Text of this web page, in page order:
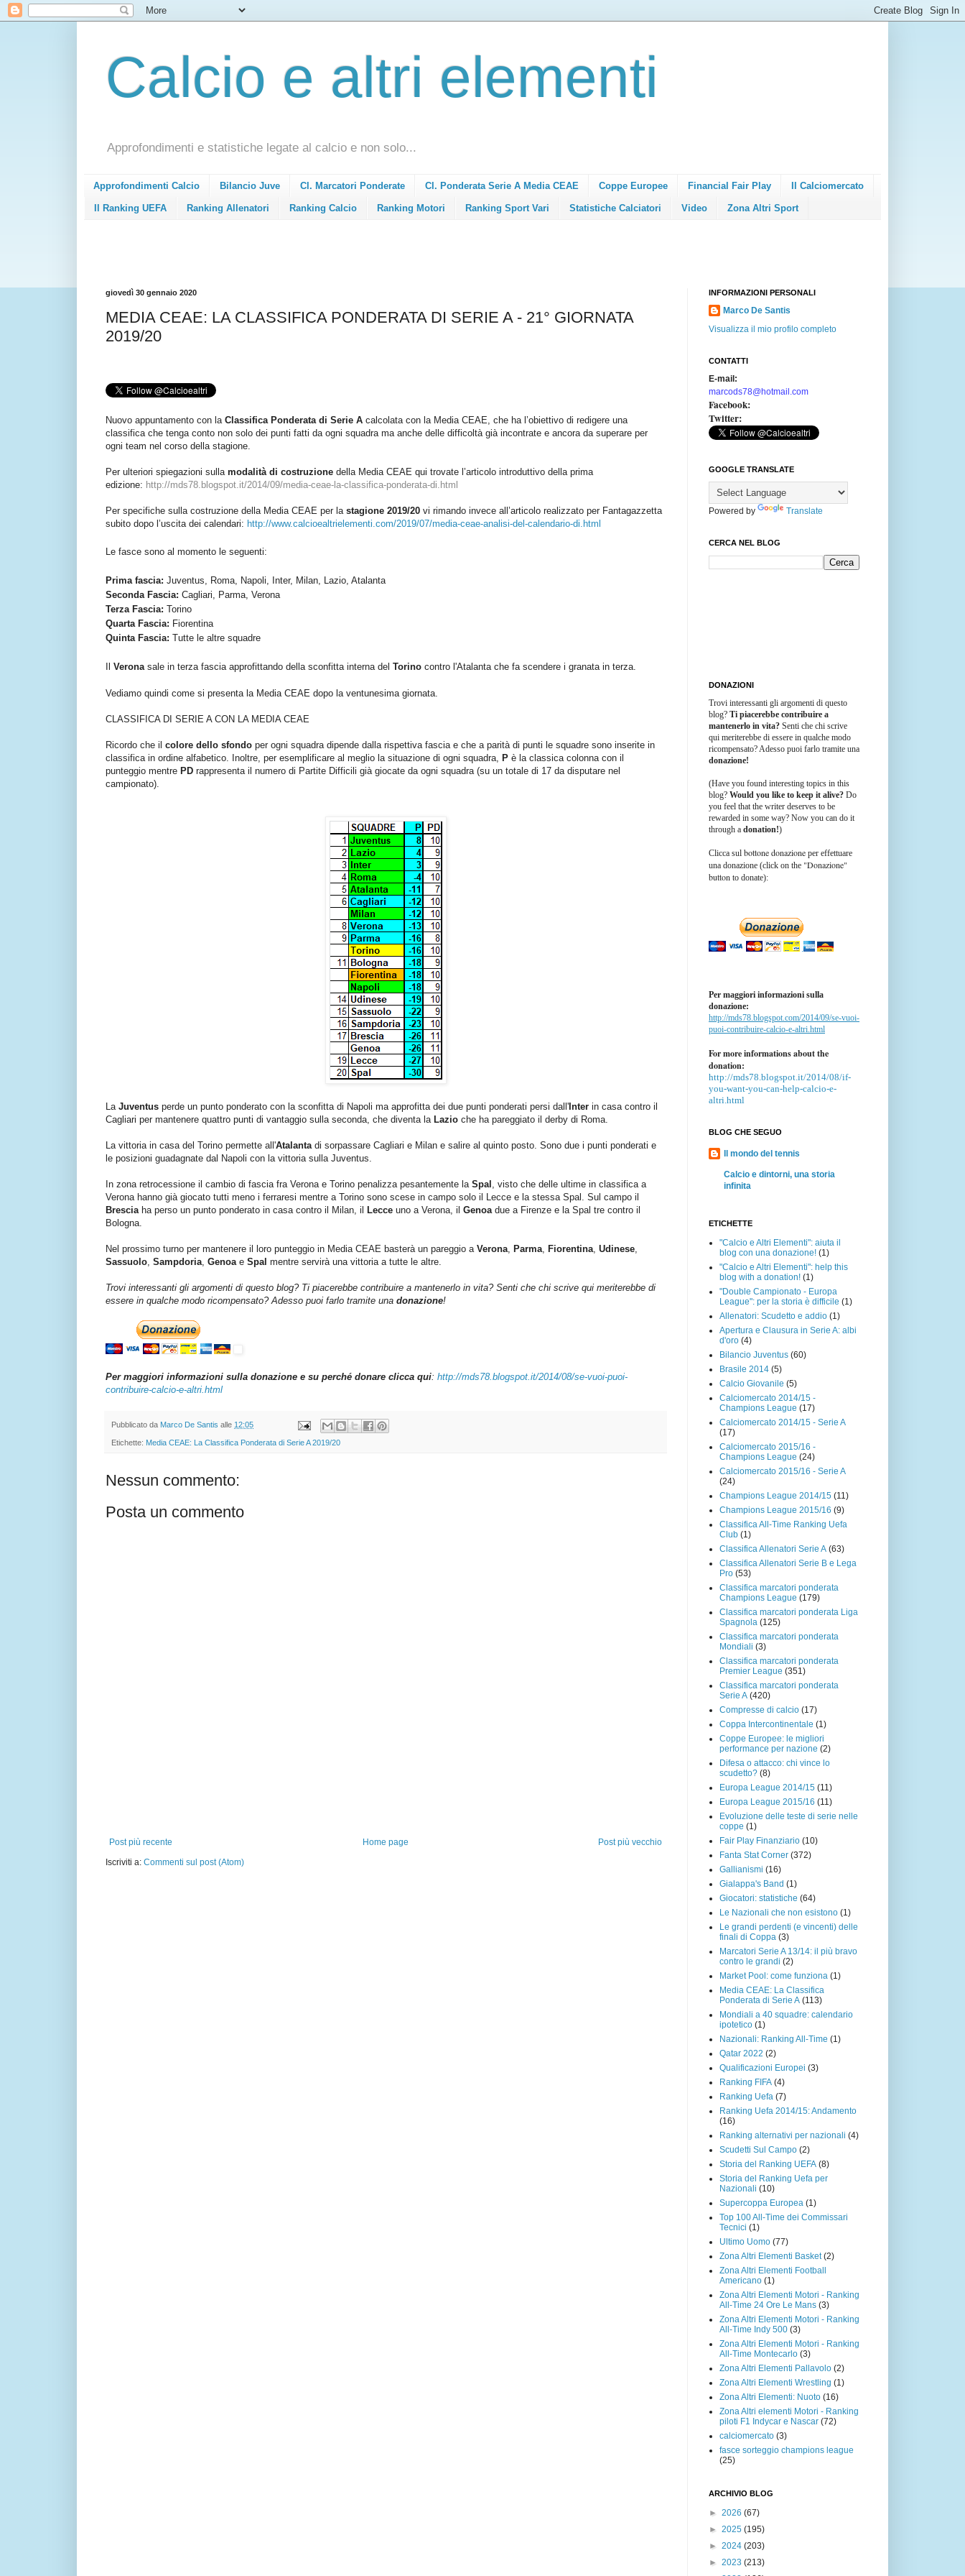
Calcio e altri elementi
Approfondimenti e statistiche legate al calcio e non solo...
Approfondimenti Calcio Bilancio Juve Cl. Marcatori Ponderate Cl. Ponderata Serie A Media CEAE Coppe Europee Financial Fair Play Il Calciomercato
Il Ranking UEFA Ranking Allenatori Ranking Calcio Ranking Motori Ranking Sport Vari Statistiche Calciatori Video Zona Altri Sport
giovedì 30 gennaio 2020
MEDIA CEAE: LA CLASSIFICA PONDERATA DI SERIE A - 21° GIORNATA
2019/20
Nuovo appuntamento con la Classifica Ponderata di Serie A calcolata con la Media CEAE, che ha l’obiettivo di redigere una
classifica che tenga conto non solo dei punti fatti da ogni squadra ma anche delle difficoltà già incontrate e ancora da superare per
ogni team nel corso della stagione.
Per ulteriori spiegazioni sulla modalità di costruzione della Media CEAE qui trovate l’articolo introduttivo della prima
edizione: http://mds78.blogspot.it/2014/09/media-ceae-la-classifica-ponderata-di.html
Per specifiche sulla costruzione della Media CEAE per la stagione 2019/20 vi rimando invece all’articolo realizzato per Fantagazzetta
subito dopo l’uscita dei calendari: http://www.calcioealtrielementi.com/2019/07/media-ceae-analisi-del-calendario-di.html
Le fasce sono al momento le seguenti:
Prima fascia: Juventus, Roma, Napoli, Inter, Milan, Lazio, Atalanta
Seconda Fascia: Cagliari, Parma, Verona
Terza Fascia: Torino
Quarta Fascia: Fiorentina
Quinta Fascia: Tutte le altre squadre
Veronasale in terza fascia approfittando della sconfitta interna del Torino contro l'Atalanta che fa scendere i granata in terza.
Vediamo quindi come si presenta la Media CEAE dopo la ventunesima giornata.
CLASSIFICA DI SERIE A CON LA MEDIA CEAE
Ricordo che il colore dello sfondo per ogni squadra dipende dalla rispettiva fascia e che a parità di punti le squadre sono inserite in
classifica in ordine alfabetico. Inoltre, per esemplificare al meglio la situazione di ogni squadra, P è la classica colonna con il
punteggio mentre PD rappresenta il numero di Partite Difficili già giocate da ogni squadra (su un totale di 17 da disputare nel
campionato).
LaJuventus perde un punto ponderato con la sconfitta di Napoli ma approfitta dei due punti ponderati persi dall' Inter in casa contro il
Cagliari per mantenere quattro punti di vantaggio sulla seconda, che diventa la Lazio che ha pareggiato il derby di Roma.
La vittoria in casa del Torino permette all'Atalantadi sorpassare Cagliari e Milan e salire al quinto posto. Sono due i punti ponderati e
le posizioni guadagnate dal Napoli con la vittoria sulla Juventus.
In zona retrocessione il cambio di fascia fra Verona e Torino penalizza pesantemente la Spal , visto che delle ultime in classifica a
Verona hanno già giocato tutti meno i ferraresi mentre a Torino sono scese in campo solo il Lecce e la stessa Spal. Sul campo il
Bresciaha perso un punto ponderato in casa contro il Milan, il Lecce uno a Verona, il Genoa due a Firenze e la Spal tre contro il
Bologna.
Nel prossimo turno per mantenere il loro punteggio in Media CEAE basterà un pareggio a Verona, Parma, Fiorentina, Udinese,
Sassuolo, Sampdoria, Genoae Spal mentre servirà una vittoria a tutte le altre.
Trovi interessanti gli argomenti di questo blog? Ti piacerebbe contribuire a mantenerlo in vita? Senti che chi scrive qui meriterebbe di
essere in qualche modo ricompensato? Adesso puoi farlo tramite una donazione!
Per maggiori informazioni sulla donazione e su perché donare clicca qui: http://mds78.blogspot.it/2014/08/se-vuoi-puoi-
contribuire-calcio-e-altri.html
Pubblicato da Marco De Santis alle 12:05
Etichette: Media CEAE: La Classifica Ponderata di Serie A 2019/20
Nessun commento:
Posta un commento
Post più recente Post più vecchio
Home page
Iscriviti a: Commenti sul post (Atom)
INFORMAZIONI PERSONALI
Marco De Santis
Visualizza il mio profilo completo
CONTATTI
E-mail:
marcods78@hotmail.com
Facebook:
Twitter:
GOOGLE TRANSLATE
Powered by Translate
CERCA NEL BLOG
DONAZIONI
Trovi interessanti gli argomenti di questo
blog? Ti piacerebbe contribuire a
mantenerlo in vita? Senti che chi scrive
qui meriterebbe di essere in qualche modo
ricompensato? Adesso puoi farlo tramite una
donazione!
(Have you found interesting topics in this
blog? Would you like to keep it alive? Do
you feel that the writer deserves to be
rewarded in some way? Now you can do it
through a donation!)
Clicca sul bottone donazione per effettuare
una donazione (click on the "Donazione"
button to donate):
Per maggiori informazioni sulla
donazione:
http://mds78.blogspot.com/2014/09/se-vuoi-
puoi-contribuire-calcio-e-altri.html
For more informations about the
donation:
http://mds78.blogspot.it/2014/08/if-
you-want-you-can-help-calcio-e-
altri.html
BLOG CHE SEGUO
Il mondo del tennis
Calcio e dintorni, una storia
infinita
ETICHETTE
"Calcio e Altri Elementi": aiuta il
blog con una donazione! (1)
"Calcio e Altri Elementi": help this
blog with a donation! (1)
"Double Campionato - Europa
League": per la storia è difficile (1)
Allenatori: Scudetto e addio (1)
Apertura e Clausura in Serie A: albi
d'oro (4)
Bilancio Juventus (60)
Brasile 2014 (5)
Calcio Giovanile (5)
Calciomercato 2014/15 -
Champions League (17)
Calciomercato 2014/15 - Serie A
(17)
Calciomercato 2015/16 -
Champions League (24)
Calciomercato 2015/16 - Serie A
(24)
Champions League 2014/15 (11)
Champions League 2015/16 (9)
Classifica All-Time Ranking Uefa
Club (1)
Classifica Allenatori Serie A (63)
Classifica Allenatori Serie B e Lega
Pro (53)
Classifica marcatori ponderata
Champions League (179)
Classifica marcatori ponderata Liga
Spagnola (125)
Classifica marcatori ponderata
Mondiali (3)
Classifica marcatori ponderata
Premier League (351)
Classifica marcatori ponderata
Serie A (420)
Compresse di calcio (17)
Coppa Intercontinentale (1)
Coppe Europee: le migliori
performance per nazione (2)
Difesa o attacco: chi vince lo
scudetto? (8)
Europa League 2014/15 (11)
Europa League 2015/16 (11)
Evoluzione delle teste di serie nelle
coppe (1)
Fair Play Finanziario (10)
Fanta Stat Corner (372)
Gallianismi (16)
Gialappa's Band (1)
Giocatori: statistiche (64)
Le Nazionali che non esistono (1)
Le grandi perdenti (e vincenti) delle
finali di Coppa (3)
Marcatori Serie A 13/14: il più bravo
contro le grandi (2)
Market Pool: come funziona (1)
Media CEAE: La Classifica
Ponderata di Serie A (113)
Mondiali a 40 squadre: calendario
ipotetico (1)
Nazionali: Ranking All-Time (1)
Qatar 2022 (2)
Qualificazioni Europei (3)
Ranking FIFA (4)
Ranking Uefa (7)
Ranking Uefa 2014/15: Andamento
(16)
Ranking alternativi per nazionali (4)
Scudetti Sul Campo (2)
Storia del Ranking UEFA (8)
Storia del Ranking Uefa per
Nazionali (10)
Supercoppa Europea (1)
Top 100 All-Time dei Commissari
Tecnici (1)
Ultimo Uomo (77)
Zona Altri Elementi Basket (2)
Zona Altri Elementi Football
Americano (1)
Zona Altri Elementi Motori - Ranking
All-Time 24 Ore Le Mans (3)
Zona Altri Elementi Motori - Ranking
All-Time Indy 500 (3)
Zona Altri Elementi Motori - Ranking
All-Time Montecarlo (3)
Zona Altri Elementi Pallavolo (2)
Zona Altri Elementi Wrestling (1)
Zona Altri Elementi: Nuoto (16)
Zona Altri elementi Motori - Ranking
piloti F1 Indycar e Nascar (72)
calciomercato (3)
fasce sorteggio champions league
(25)
ARCHIVIO BLOG
► 2026 (67)
► 2025 (195)
► 2024 (203)
► 2023 (213)